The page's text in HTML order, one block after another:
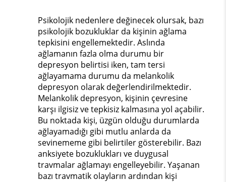
Psikolojik nedenlere değinecek olursak, bazı
psikolojik bozukluklar da kişinin ağlama
tepkisini engellemektedir. Aslında
ağlamanın fazla olma durumu bir
depresyon belirtisi iken, tam tersi
ağlayamama durumu da melankolik
depresyon olarak değerlendirilmektedir.
Melankolik depresyon, kişinin çevresine
karşı ilgisiz ve tepkisiz kalmasına yol açabilir.
Bu noktada kişi, üzgün olduğu durumlarda
ağlayamadığı gibi mutlu anlarda da
sevinememe gibi belirtiler gösterebilir. Bazı
anksiyete bozuklukları ve duygusal
travmalar ağlamayı engelleyebilir. Yaşanan
bazı travmatik olayların ardından kişi